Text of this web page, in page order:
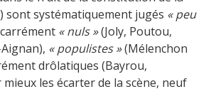
sont systématiquement jugés « peu
« nuls »(Joly, Poutou,
« populistes »(Mélenchon
drôlatiques (Bayrou,
mieux les écarter de la scène, neuf